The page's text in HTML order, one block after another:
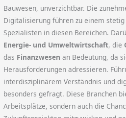
Bauwesen, unverzichtbar. Die
Digitalisierung führen zu einem
Spezialisten in diesen Bereichen.
Energie- und Umweltwirtschaft, die
das Finanzwesen an Bedeutung, da
Herausforderungen adressieren.
interdisziplinärem Verständnis und
besonders gefragt. Diese Branchen
Arbeitsplätze, sondern auch die